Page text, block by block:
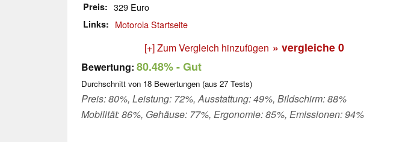
Preis 329 Euro
Links Motorola Startseite
[+] Zum Vergleich hinzufügen » vergleiche 0
Bewertung: 80.48%- Gut
Durchschnitt von 18 Bewertungen (aus 27 Tests)
Preis: 80%, Leistung: 72%, Ausstattung: 49%, Bildschirm: 88%
Mobilität: 86%, Gehäuse: 77%, Ergonomie: 85%, Emissionen: 94%